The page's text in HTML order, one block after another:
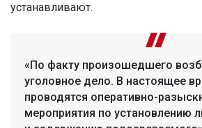
устанавливают.
«По факту произошедшего
уголовное дело. В настоящее
проводятся оперативно-
мероприятия по установлению